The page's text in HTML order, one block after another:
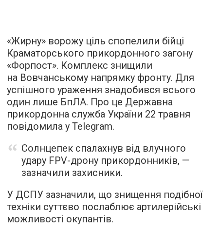
«Жирну» ворожу ціль спопелили бійці
Краматорського прикордонного загону
«Форпост». Комплекс знищили
на Вовчанському напрямку фронту. Для
успішного ураження знадобився всього
один лише БпЛА. Про це Державна
прикордонна служба України 22 травня
повідомила у Telegram.
Солнцепек спалахнув від влучного
удару FPV-дрону прикордонників, —
зазначили захисники.
У ДСПУ зазначили, що знищення подібної
техніки суттєво послаблює артилерійські
можливості окупантів.